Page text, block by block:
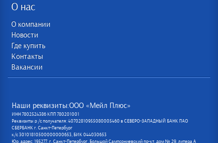
О нас
О компании
Новости
Где купить
Контакты
Вакансии
Наши реквизиты:ООО «Мейл Плюс»
ИНН 7802524386 КПП 780201001
Реквизиты р /с получателя: 40702810955080005460 в СЕВЕРО-ЗАПАДНЫЙ БАНК ПАО
СБЕРБАНК г. Санкт-Петербург
к/с 30101810500000000653, БИК 044030653
Юр. адрес: 195277, г. Санкт-Петербург, Большой Сампсониевский пр-кт, дом № 29, литера А